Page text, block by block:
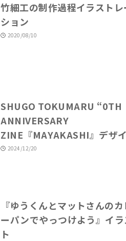
竹細工の制作過程イラスト
ション
2020/08/10
SHUGO TOKUMARU “0TH
ANNIVERSARY
ZINE『MAYAKASHI』デザ
2024/12/20
『ゆうくんとマットさんの
ーパンでやっつけよう』イ
ト